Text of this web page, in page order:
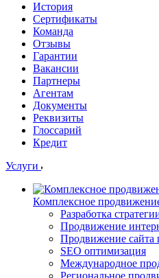
История
Сертификаты
Команда
Отзывы
Гарантии
Вакансии
Партнеры
Агентам
Документы
Реквизиты
Глоссарий
Кредит
Услуги
Комплексное
Разработка
Продвижение
Продвижение сайта
SEO оптимизация
Международное
Региональное